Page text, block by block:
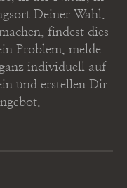
Deiner Wahl.
findest dies
Problem, melde
individuell auf
und erstellen Dir